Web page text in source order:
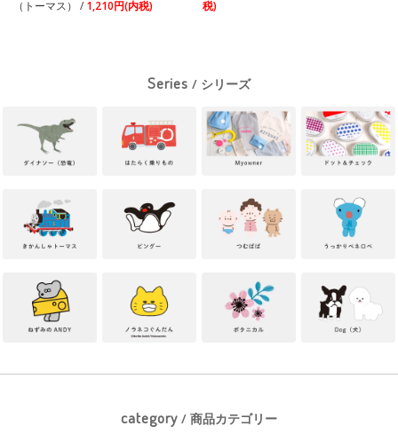
（トーマス） / 1,210円(内税)
税)
Series / シリーズ
category / 商品カテゴリー